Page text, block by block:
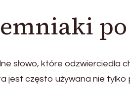
po
słowo, które odzwierciedla
jest często używana nie tylko